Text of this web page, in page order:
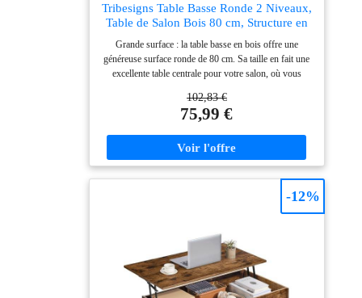
Tribesigns Table Basse Ronde 2 Niveaux,
Table de Salon Bois 80 cm, Structure en
métal, T-Able Ronde Bois, Plateau
Épaissi, Facile à Monter Industriel (Grain
du Bois)
Grande surface : la table basse en bois offre une
généreuse surface ronde de 80 cm. Sa taille en fait une
excellente table centrale pour votre salon, où vous
détendre avec votre café ou votre livre préféré. Design
de rangement à 2 niveaux : la grande table basse
offre un espace de rangement supplémentaire. Ainsi,
vous pouvez facilement ranger vos magazines,
salon bien rangé et bien rangé. Classique : les lignes
épurées et les contours géométriques de la table
bois rustique marron et antique capture l'essence d'une
ferme classique. Le mélange de design rustique et
élégant en fait un excellent ajout à votre intérieur
RÉSISTANTE : cette table ronde de ferme est
fabriquée en panneaux de particules de haute qualité et
102,83 €
75,99 €
-12%